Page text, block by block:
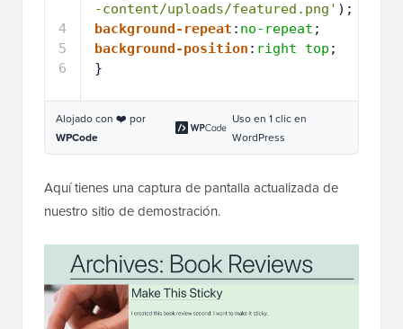
4
5
6
-content/uploads/featured.png' );
background-repeat : no-repeat ;
background-position : right top ;
}
Alojado con ❤️ por
WPCode
Uso en 1 clic en
WordPress
Aquí tienes una captura de pantalla actualizada de
nuestro sitio de demostración.